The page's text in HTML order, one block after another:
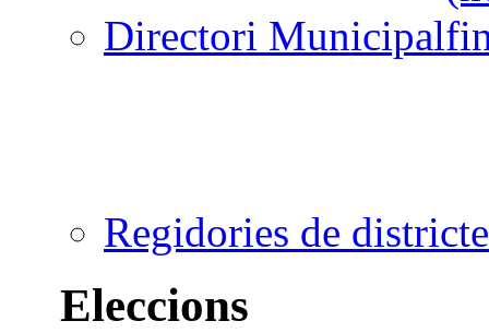
Directori Municipal
Regidories de districte
Eleccions